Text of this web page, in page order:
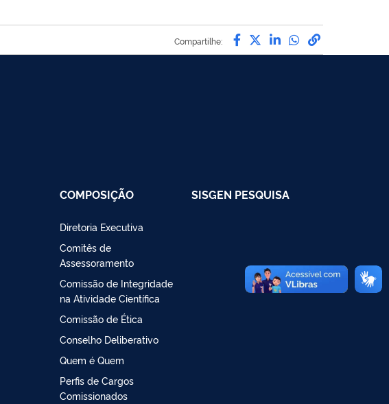
Compartilhe: Compartilhe por
Compartilhe por
Compartilhe por
Compartilhe
link para
COMPOSIÇÃO
Diretoria Executiva
Comitês de
Assessoramento
Comissão de Integridade
na Atividade Científica
Comissão de Ética
Conselho Deliberativo
Quem é Quem
Perfis de Cargos
Comissionados
SISGEN PESQUISA